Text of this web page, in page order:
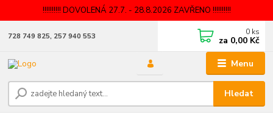
!!!!!!!!!! DOVOLENÁ 27.7. - 28.8.2026 ZAVŘENO !!!!!!!!!!
Menu
Hledat
728 749 825, 257 940 553 0 ks
za 0,00 Kč